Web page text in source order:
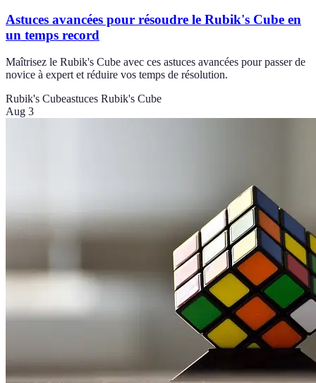
Astuces avancées pour résoudre le Rubik's Cube en
un temps record
Maîtrisez le Rubik's Cube avec ces astuces avancées pour passer de
novice à expert et réduire vos temps de résolution.
Rubik's Cubeastuces Rubik's Cube
Aug 3